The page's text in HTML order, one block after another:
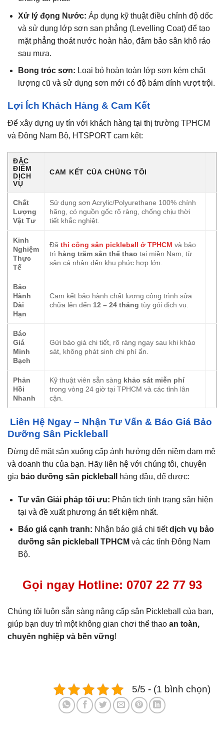
Xử lý đọng Nước: Áp dụng kỹ thuật điều chỉnh độ dốc
và sử dụng lớp sơn san phẳng (Levelling Coat) để tạo
mặt phẳng thoát nước hoàn hảo, đảm bảo sân khô ráo
sau mưa.
Bong tróc sơn: Loại bỏ hoàn toàn lớp sơn kém chất
lượng cũ và sử dụng sơn mới có độ bám dính vượt trội.
Lợi Ích Khách Hàng & Cam Kết
Để xây dựng uy tín với khách hàng tại thị trường TPHCM
và Đông Nam Bộ, HTSPORT cam kết:
ĐẶC
ĐIỂM
DỊCH
VỤ
CAM KẾT CỦA CHÚNG TÔI
Chất
Lượng
Vật Tư
Sử dụng sơn Acrylic/Polyurethane 100% chính
hãng, có nguồn gốc rõ ràng, chống chịu thời
tiết khắc nghiệt.
Kinh
Nghiệm
Thực
Tế
Đã thi công sân pickleball ở TPHCM và bảo
trì hàng trăm sân thể thao tại miền Nam, từ
sân cá nhân đến khu phức hợp lớn.
Bảo
Hành
Dài
Hạn
Cam kết bảo hành chất lượng công trình sửa
chữa lên đến 12 – 24 tháng tùy gói dịch vụ.
Báo
Giá
Minh
Bạch
Gửi báo giá chi tiết, rõ ràng ngay sau khi khảo
sát, không phát sinh chi phí ẩn.
Phản
Hồi
Nhanh
Kỹ thuật viên sẵn sàng khảo sát miễn phí
trong vòng 24 giờ tại TPHCM và các tỉnh lân
cận.
Liên Hệ Ngay – Nhận Tư Vấn & Báo Giá Bảo
Dưỡng Sân Pickleball
Đừng để mặt sân xuống cấp ảnh hưởng đến niềm đam mê
và doanh thu của bạn. Hãy liên hệ với chúng tôi, chuyên
gia bảo dưỡng sân pickleball hàng đầu, để được:
Tư vấn Giải pháp tối ưu: Phân tích tình trạng sân hiện
tại và đề xuất phương án tiết kiệm nhất.
Báo giá cạnh tranh: Nhận báo giá chi tiếtdịch vụ bảo
dưỡng sân pickleball TPHCM và các tỉnh Đông Nam
Bộ.
Gọi ngay Hotline: 0707 22 77 93
Chúng tôi luôn sẵn sàng nâng cấp sân Pickleball của bạn,
giúp bạn duy trì một không gian chơi thể thao an toàn,
chuyên nghiệp và bền vững!
5/5 - (1 bình chọn)